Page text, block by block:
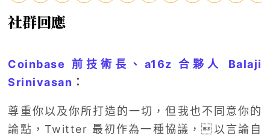
社群回應
Coinbase 前技術長、a16z 合夥人 Balaji
Srinivasan ：
尊重你以及你所打造的一切，但我也不同意你的
論點，Twitter 最初作為一種協議，以言論自